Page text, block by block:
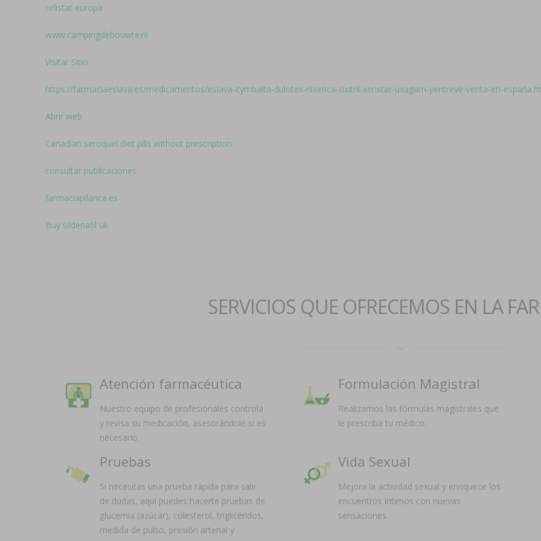
orlistat europa
www.campingdebouwte.nl
Visitar Sitio
https://farmaciaeslava.es/medicamentos/eslava-cymbalta-dulotex-nixenca-oxitril-xeristar-uxagam-yentreve-venta-en-
Abrir web
Canadian seroquel diet pills without prescription
consultar publicaciones
farmaciapilarica.es
Buy sildenafil uk
SERVICIOS QUE OFRECEMOS EN LA
Atención farmacéutica
Nuestro equipo de profesionales controla
y revisa su medicación, asesorándole si es
necesario.
Formulación Magistral
Realizamos las fórmulas magistrales que
le prescriba tu médico.
Pruebas
Si necesitas una prueba rápida para salir
de dudas, aquí puedes hacerte pruebas de
glucemia (azúcar), colesterol, triglicéridos,
medida de pulso, presión arterial y
Vida Sexual
Mejora la actividad sexual y enriquece los
encuentros íntimos con nuevas
sensaciones.